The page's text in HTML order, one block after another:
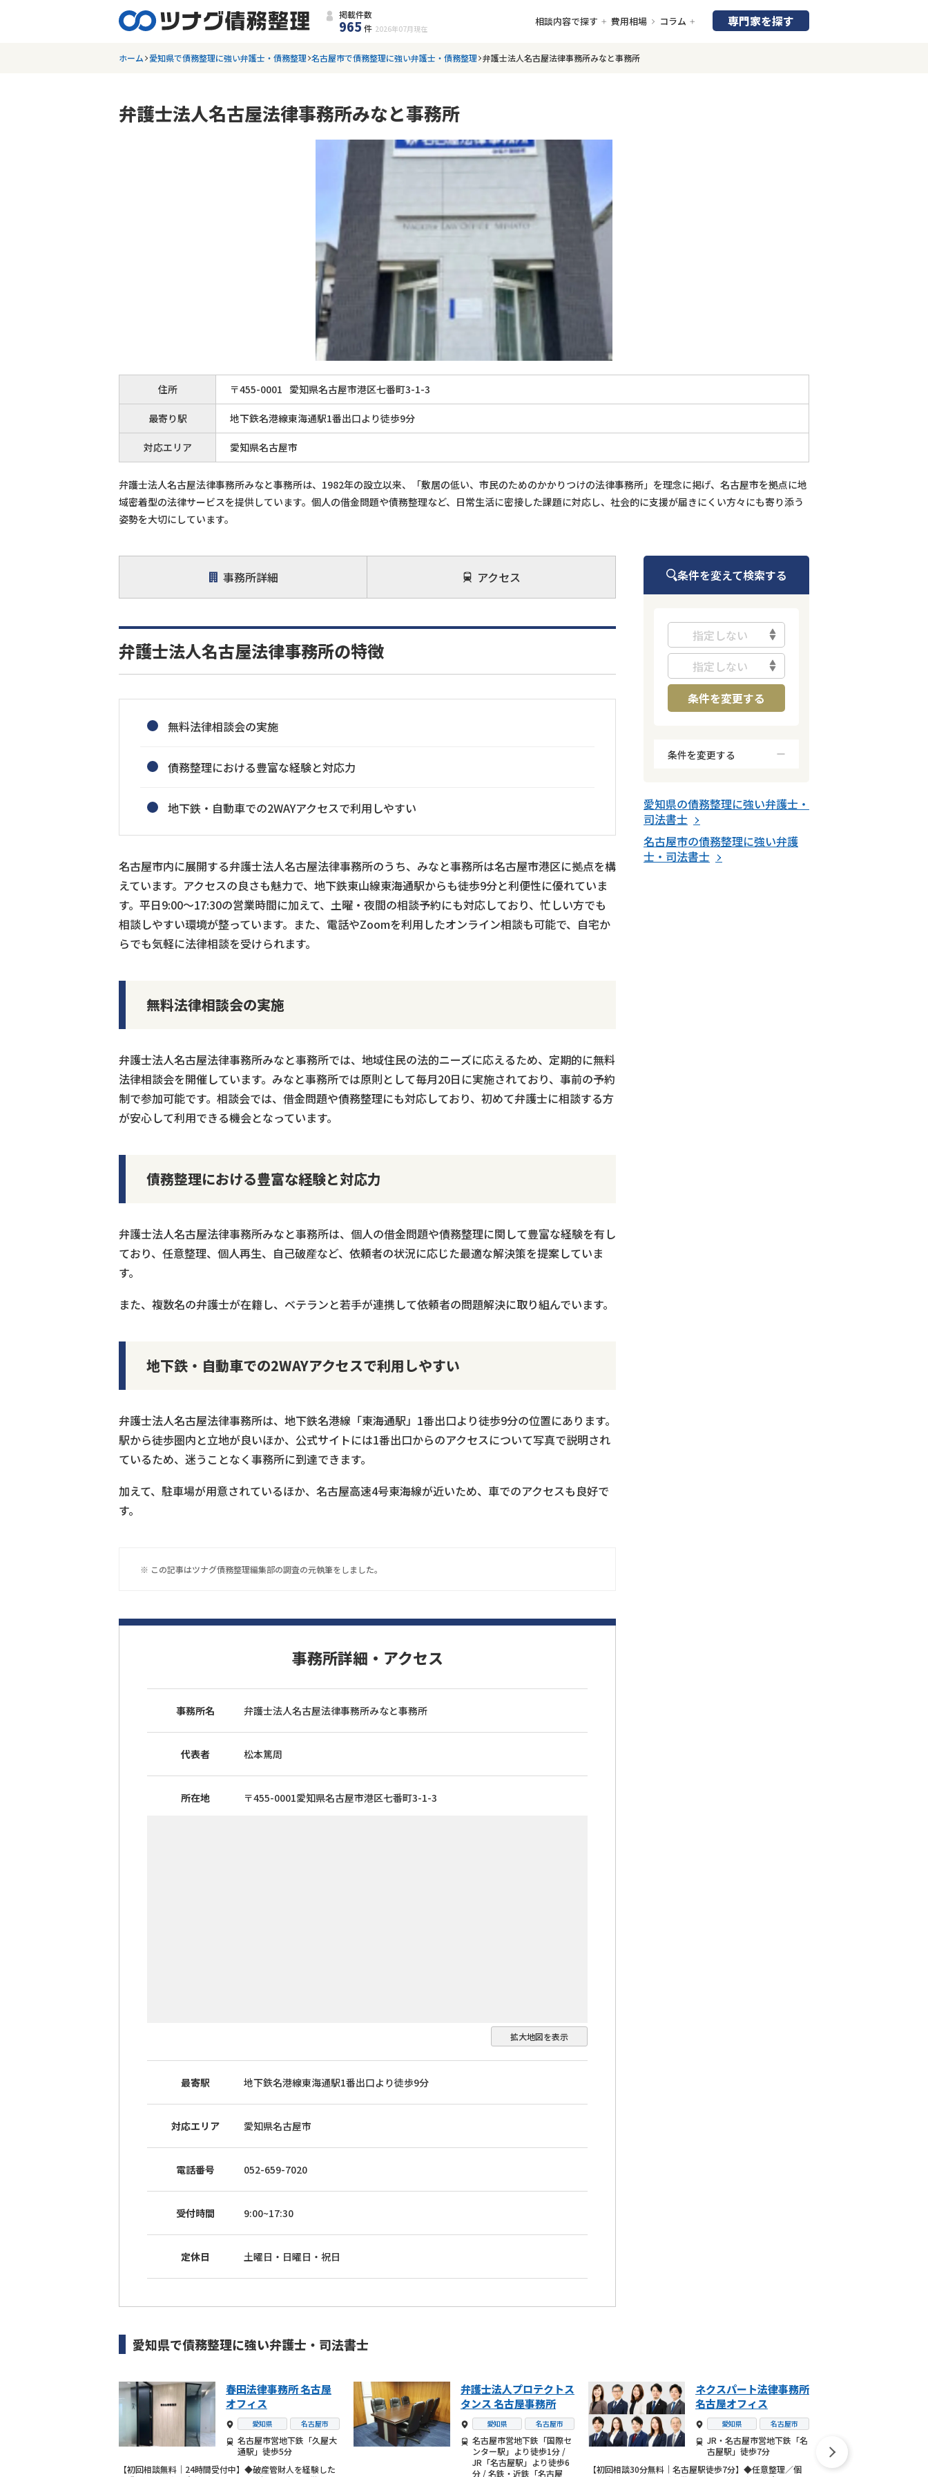
掲載件数
965 件 2026年07月 現在
相談内容で探す 費用相場 コラム 専門家を探す
ホーム 愛知県で債務整理に強い弁護士・債務整理 名古屋市で債務整理に強い弁護士・債務整理 弁護士法人名古屋法律事務所みなと事務所
弁護士法人名古屋法律事務所みなと事務所
住所 〒455-0001 愛知県名古屋市港区七番町3-1-3
最寄り駅 地下鉄名港線東海通駅1番出口より徒歩9分
対応エリア 愛知県名古屋市
弁護士法人名古屋法律事務所みなと事務所は、1982年の設立以来、「敷居の低い、市民のためのかかりつけの法律事務所」を理念に掲げ、名古屋市を拠点に地
域密着型の法律サービスを提供しています。個人の借金問題や債務整理など、日常生活に密接した課題に対応し、社会的に支援が届きにくい方々にも寄り添う
姿勢を大切にしています。
事務所詳細 アクセス
弁護士法人名古屋法律事務所の特徴
無料法律相談会の実施
債務整理における豊富な経験と対応力
地下鉄・自動車での2WAYアクセスで利用しやすい
名古屋市内に展開する弁護士法人名古屋法律事務所のうち、みなと事務所は名古屋市港区に拠点を構
えています。アクセスの良さも魅力で、地下鉄東山線東海通駅からも徒歩9分と利便性に優れていま
す。平日9:00〜17:30の営業時間に加えて、土曜・夜間の相談予約にも対応しており、忙しい方でも
相談しやすい環境が整っています。また、電話やZoomを利用したオンライン相談も可能で、自宅か
らでも気軽に法律相談を受けられます。
無料法律相談会の実施
弁護士法人名古屋法律事務所みなと事務所では、地域住民の法的ニーズに応えるため、定期的に無料
法律相談会を開催しています。みなと事務所では原則として毎月20日に実施されており、事前の予約
制で参加可能です。相談会では、借金問題や債務整理にも対応しており、初めて弁護士に相談する方
が安心して利用できる機会となっています。
債務整理における豊富な経験と対応力
弁護士法人名古屋法律事務所みなと事務所は、個人の借金問題や債務整理に関して豊富な経験を有し
ており、任意整理、個人再生、自己破産など、依頼者の状況に応じた最適な解決策を提案していま
す。
また、複数名の弁護士が在籍し、ベテランと若手が連携して依頼者の問題解決に取り組んでいます。
地下鉄・自動車での2WAYアクセスで利用しやすい
弁護士法人名古屋法律事務所は、地下鉄名港線「東海通駅」1番出口より徒歩9分の位置にあります。
駅から徒歩圏内と立地が良いほか、公式サイトには1番出口からのアクセスについて写真で説明され
ているため、迷うことなく事務所に到達できます。
加えて、駐車場が用意されているほか、名古屋高速4号東海線が近いため、車でのアクセスも良好で
す。
※ この記事はツナグ債務整理編集部の調査の元執筆をしました。
事務所詳細・アクセス
事務所名 弁護士法人名古屋法律事務所みなと事務所
代表者 松本篤周
所在地 〒455-0001愛知県名古屋市港区七番町3-1-3
拡大地図を表示
最寄駅 地下鉄名港線東海通駅1番出口より徒歩9分
対応エリア 愛知県名古屋市
電話番号 052-659-7020
受付時間 9:00~17:30
定休日 土曜日・日曜日・祝日
条件を変えて検索する
指定しない
指定しない
条件を変更する
条件を変更する
オンライン面談可能
初回相談無料
19時以降電話可能
愛知県の債務整理に強い弁護士・
司法書士
名古屋市の債務整理に強い弁護
士・司法書士
愛知県で債務整理に強い弁護士・司法書士
春田法律事務所 名古屋
オフィス
愛知県 名古屋市
名古屋市営地下鉄「久屋大
通駅」徒歩5分
【初回相談無料｜24時間受付中】◆破産管財人を経験した
弁護士法人プロテクトス
タンス 名古屋事務所
愛知県 名古屋市
名古屋市営地下鉄「国際セ
ンター駅」より徒歩1分 /
JR「名古屋駅」より徒歩6
分 / 名鉄・近鉄「名古屋
ネクスパート法律事務所
名古屋オフィス
愛知県 名古屋市
JR・名古屋市営地下鉄「名
古屋駅」徒歩7分
【初回相談30分無料｜名古屋駅徒歩7分】◆任意整理／個
半田みなと法律事務所は